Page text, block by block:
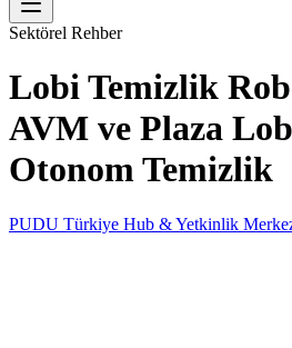
Sektörel Rehber
Lobi Temizlik
AVM ve Plaza
Otonom Temizlik
PUDU Türkiye Hub & Yetkinlik